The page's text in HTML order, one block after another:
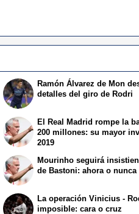
Ramón Álvarez de Mon
detalles del giro de Rodri
El Real Madrid rompe la
200 millones: su mayor
2019
Mourinho seguirá
de Bastoni: ahora o nunca
La operación Vinicius -
imposible: cara o cruz